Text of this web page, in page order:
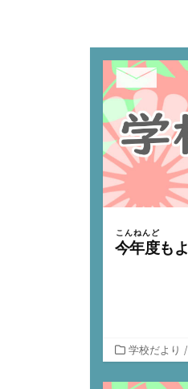
今年度
こんねんど
も
カ
テ
ゴ
学校だより /